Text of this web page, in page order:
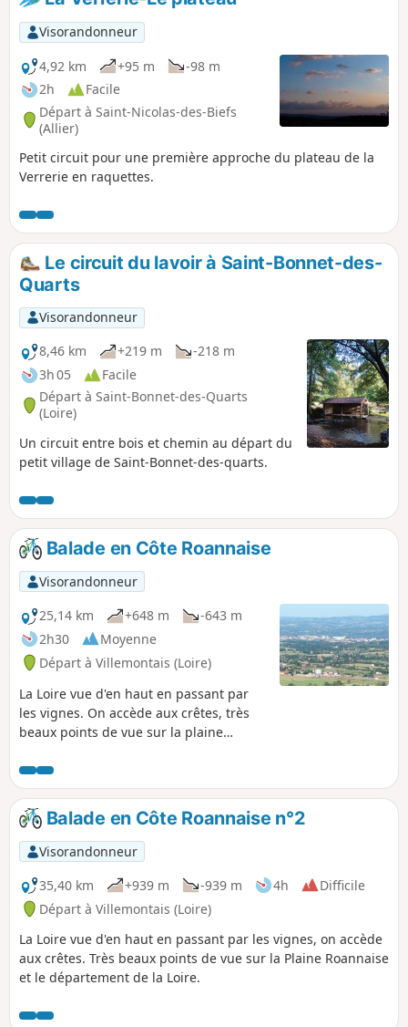
Visorandonneur
4,92 km
+95 m
-98 m
2h
Facile
Départ à Saint-Nicolas-des-Biefs
(Allier)
Petit circuit pour une première approche du plateau de la
Verrerie en raquettes.
Le circuit du lavoir à Saint-Bonnet-des-
Quarts
Visorandonneur
8,46 km
+219 m
-218 m
3h 05
Facile
Départ à Saint-Bonnet-des-Quarts
(Loire)
Un circuit entre bois et chemin au départ du
petit village de Saint-Bonnet-des-quarts.
Balade en Côte Roannaise
Visorandonneur
25,14 km
+648 m
-643 m
2h30
Moyenne
Départ à Villemontais (Loire)
La Loire vue d'en haut en passant par
les vignes. On accède aux crêtes, très
beaux points de vue sur la plaine
Par beau temps on distingue nettement
la chaîne des Alpes.
Balade en Côte Roannaise n°2
Visorandonneur
35,40 km
+939 m -939 m 4h
Difficile
Départ à Villemontais (Loire)
La Loire vue d'en haut en passant par les vignes, on accède
aux crêtes. Très beaux points de vue sur la Plaine Roannaise
et le département de la Loire.